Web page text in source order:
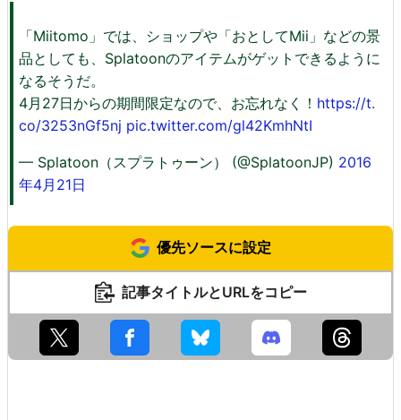
「Miitomo」では、ショップや「おとしてMii」などの景
品としても、Splatoonのアイテムがゲットできるように
なるそうだ。
4月27日からの期間限定なので、お忘れなく！ https://t.
co/3253nGf5nj pic.twitter.com/gl42KmhNtI
— Splatoon（スプラトゥーン） (@SplatoonJP) 2016
年4月21日
優先ソースに設定
記事タイトルとURLをコピー